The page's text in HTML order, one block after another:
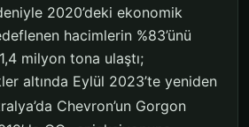
2020’deki ekonomik
hacimlerin %83’ünü
milyon tona ulaştı;
altında Eylül 2023’te yeniden
Chevron’un Gorgon